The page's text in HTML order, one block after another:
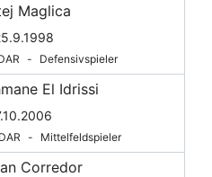
Maglica
- Defensivspieler
El Idrissi
DAR - Mittelfeldspieler
Corredor